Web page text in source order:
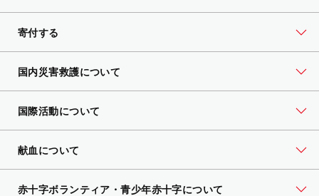
寄付する
国内災害救護について
国際活動について
献血について
赤十字ボランティア・青少年赤十字について